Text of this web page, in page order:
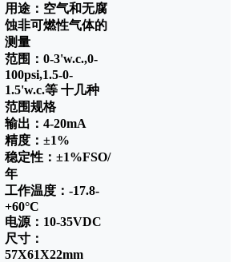
用途：空气和无腐
蚀非可燃性气体的
测量
范围：0-3'w.c.,0-
100psi,1.5-0-
1.5'w.c.等 十几种
范围规格
输出：4-20mA
精度：±1%
稳定性：±1%FSO/
年
工作温度：-17.8-
+60°C
电源：10-35VDC
尺寸：
57X61X22mm